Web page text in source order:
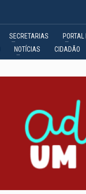
SECRETARIAS PORTAL
NOTÍCIAS CIDADÃO